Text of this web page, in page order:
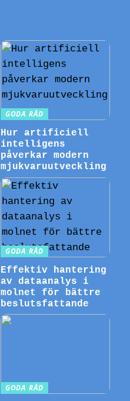
GODA RÅD
Hur artificiell
intelligens
påverkar modern
mjukvaruutveckling
GODA RÅD
Effektiv hantering
av dataanalys i
molnet för bättre
beslutsfattande
GODA RÅD